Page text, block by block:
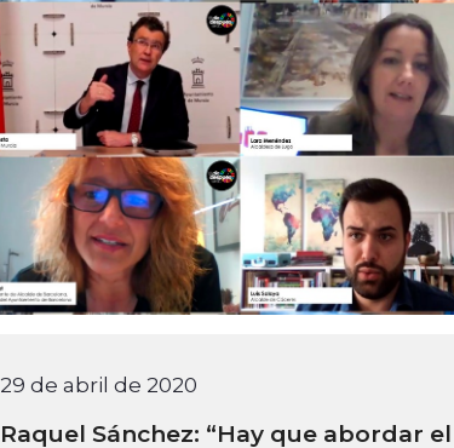
29 de abril de 2020
Raquel Sánchez: “Hay que abordar